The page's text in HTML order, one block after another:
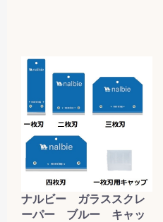
ナルビー ガラススクレ
ーパー ブルー キャッ